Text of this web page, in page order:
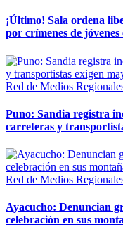
¡Último! Sala ordena
por crímenes de
Red de Medios
Puno: Sandia registra
carreteras y
Red de Medios
Ayacucho: Denuncian
celebración en sus